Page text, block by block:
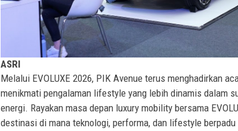
ASRI
Melalui EVOLUXE 2026, PIK Avenue terus menghadirkan
menikmati pengalaman lifestyle yang lebih dinamis dalam
energi. Rayakan masa depan luxury mobility bersama
destinasi di mana teknologi, performa, dan lifestyle